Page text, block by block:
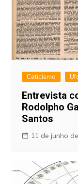
Ceticismo
Entrevista
Rodolpho
Santos
11 de junho